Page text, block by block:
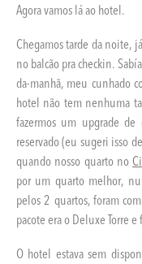
Agora vamos lá ao hotel.
Chegamos tarde da noite,
no balcão pra checkin.
da-manhã, meu cunhado
hotel não tem nenhuma
fazermos um upgrade de
reservado (eu sugeri isso
quando nosso quarto no
por um quarto melhor,
pelos 2 quartos, foram
pacote era o Deluxe Torre
O hotel estava sem